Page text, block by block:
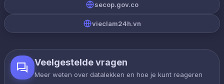
secop.gov.co
vieclam24h.vn
Veelgestelde vragen
Meer weten over datalekken en hoe je kunt reageren